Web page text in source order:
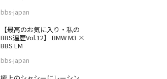
bbs-japan
【最高のお気に入り・私の
BBS遍歴Vol.12】 BMW M3 ×
BBS LM
bbs-japan